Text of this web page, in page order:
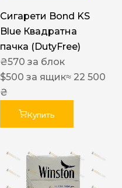
Сигарети Bond KS
Blue Квадратна
пачка (DutyFree)
₴570 за блок
$500 за ящик≈ 22 500
₴
Купить